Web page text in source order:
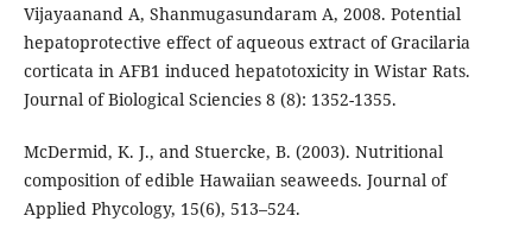
Vijayaanand A, Shanmugasundaram A, 2008. Potential
hepatoprotective effect of aqueous extract of Gracilaria
corticata in AFB1 induced hepatotoxicity in Wistar Rats.
Journal of Biological Sciencies 8 (8): 1352-1355.
McDermid, K. J., and Stuercke, B. (2003). Nutritional
composition of edible Hawaiian seaweeds. Journal of
Applied Phycology, 15(6), 513–524.